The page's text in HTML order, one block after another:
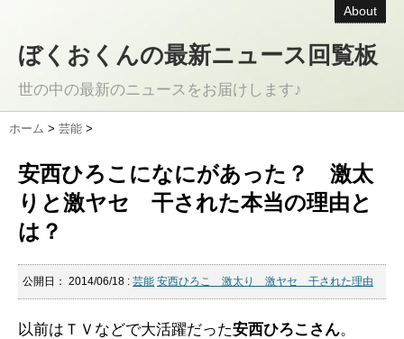
About
ぼくおくんの最新ニュース回覧板
世の中の最新のニュースをお届けします♪
ホーム > 芸能 >
安西ひろこになにがあった？ 激太
りと激ヤセ 干された本当の理由と
は？
公開日： 2014/06/18 : 芸能 安西ひろこ 激太り 激ヤセ 干された理由
以前はＴＶなどで大活躍だった安西ひろこさん。